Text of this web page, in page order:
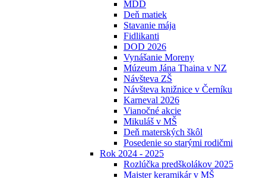
MDD
Deň matiek
Stavanie mája
Fidlikanti
DOD 2026
Vynášanie Moreny
Múzeum Jána Thaina v NZ
Návšteva ZŠ
Návšteva knižnice v Černíku
Karneval 2026
Vianočné akcie
Mikuláš v MŠ
Deň materských škôl
Posedenie so starými rodičmi
Rok 2024 - 2025
Rozlúčka predškolákov 2025
Majster keramikár v MŠ